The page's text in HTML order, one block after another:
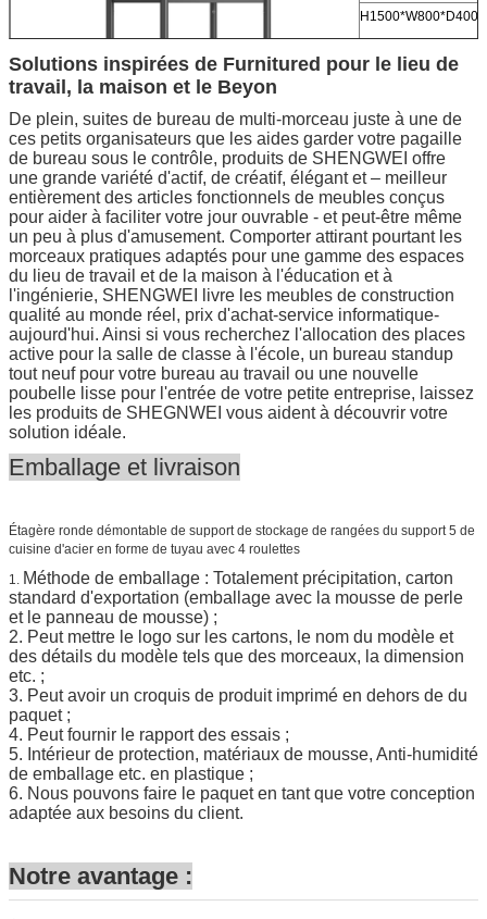
Solutions inspirées de Furnitured pour le lieu de
travail, la maison et le Beyon
De plein, suites de bureau de multi-morceau juste à une de
ces petits organisateurs que les aides garder votre pagaille
de bureau sous le contrôle, produits de SHENGWEI offre
une grande variété d'actif, de créatif, élégant et – meilleur
entièrement des articles fonctionnels de meubles conçus
pour aider à faciliter votre jour ouvrable - et peut-être même
un peu à plus d'amusement. Comporter attirant pourtant les
morceaux pratiques adaptés pour une gamme des espaces
du lieu de travail et de la maison à l'éducation et à
l'ingénierie, SHENGWEI livre les meubles de construction
qualité au monde réel, prix d'achat-service informatique-
aujourd'hui. Ainsi si vous recherchez l'allocation des places
active pour la salle de classe à l'école, un bureau standup
tout neuf pour votre bureau au travail ou une nouvelle
poubelle lisse pour l'entrée de votre petite entreprise, laissez
les produits de SHEGNWEI vous aident à découvrir votre
solution idéale.
Emballage et livraison
Étagère ronde démontable de support de stockage de rangées du support 5 de
cuisine d'acier en forme de tuyau avec 4 roulettes
1. Méthode de emballage : Totalement précipitation, carton
standard d'exportation (emballage avec la mousse de perle
et le panneau de mousse) ;
2. Peut mettre le logo sur les cartons, le nom du modèle et
des détails du modèle tels que des morceaux, la dimension
etc. ;
3. Peut avoir un croquis de produit imprimé en dehors de du
paquet ;
4. Peut fournir le rapport des essais ;
5. Intérieur de protection, matériaux de mousse, Anti-humidité
de emballage etc. en plastique ;
6. Nous pouvons faire le paquet en tant que votre conception
adaptée aux besoins du client.
Notre avantage :